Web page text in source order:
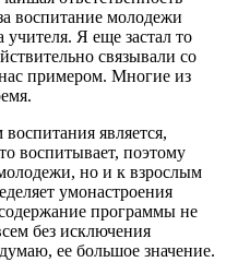
воспитание молодежи
учителя. Я еще застал то
связывали со
примером. Многие из
является,
воспитывает, поэтому
но и к взрослым
умонастроения
программы не
без исключения
ее большое значение.